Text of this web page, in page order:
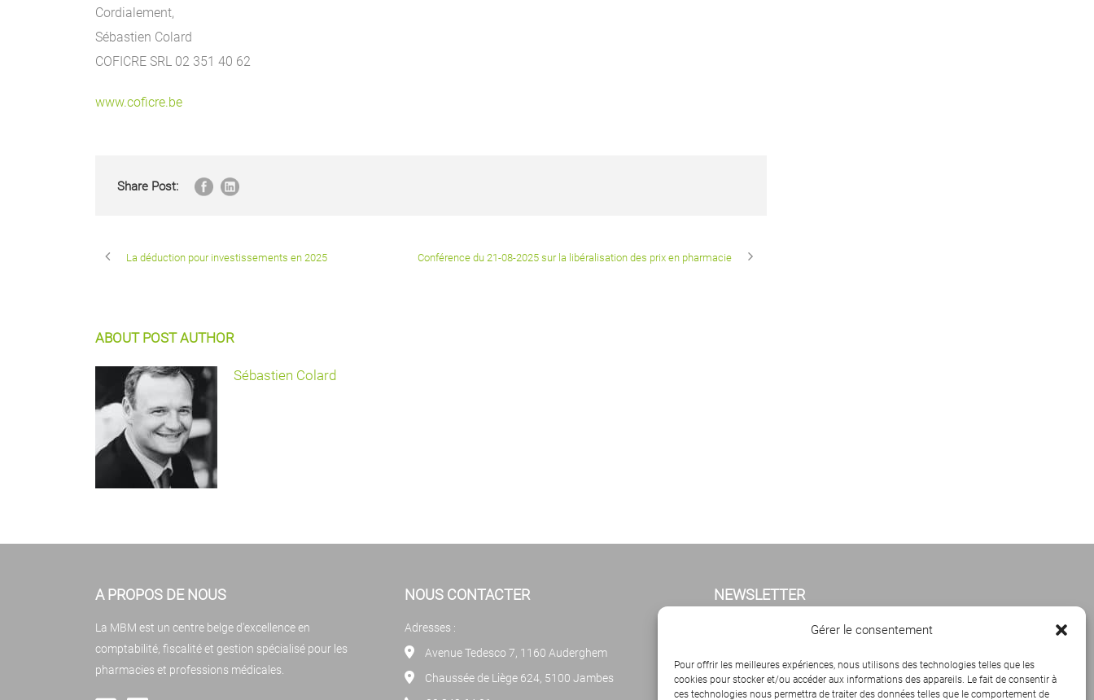
Gérer le consentement
Pour offrir les meilleures expériences, nous utilisons des technologies telles que les
cookies pour stocker et/ou accéder aux informations des appareils. Le fait de consentir à
ces technologies nous permettra de traiter des données telles que le comportement de
Cordialement,
Sébastien Colard
COFICRE SRL 02 351 40 62
www.coficre.be
Share Post:
La déduction pour investissements en 2025 Conférence du 21-08-2025 sur la libéralisation des prix en pharmacie
ABOUT POST AUTHOR
Sébastien Colard
A PROPOS DE NOUS
La MBM est un centre belge d'excellence en
comptabilité, fiscalité et gestion spécialisé pour les
pharmacies et professions médicales.
NOUS CONTACTER
Adresses :
Avenue Tedesco 7, 1160 Auderghem
Chaussée de Liège 624, 5100 Jambes
NEWSLETTER
Cliquez ci-dessous pour vous abonner à notre